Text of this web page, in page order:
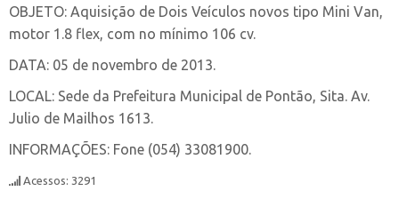
OBJETO: Aquisição de Dois Veículos novos tipo Mini Van,
motor 1.8 flex, com no mínimo 106 cv.
DATA: 05 de novembro de 2013.
LOCAL: Sede da Prefeitura Municipal de Pontão, Sita. Av.
Julio de Mailhos 1613.
INFORMAÇÕES: Fone (054) 33081900.
Acessos: 3291